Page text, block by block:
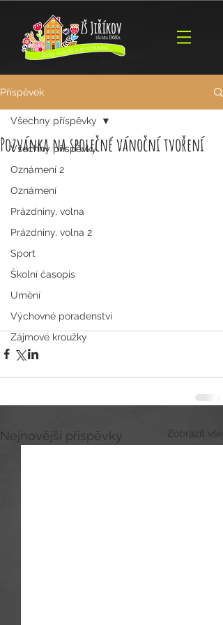
Příspěvek
Všechny příspěvky
Oznámení 2
Oznámení
Prázdniny, volna
Prázdniny, volna 2
Sport
Školní časopis
Umění
Výchovné poradenství
Zájmové kroužky
Všechny příspěvky
Pozvánka na společné vánoční tvoření
Nejnovější příspěvky Zobrazit vše